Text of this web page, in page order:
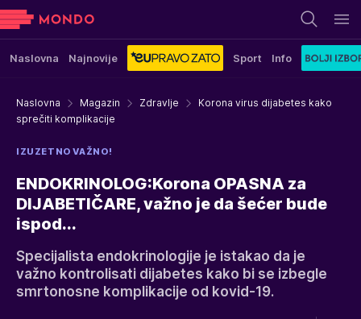
Naslovna Najnovije Sport Info
Naslovna Magazin Zdravlje
Korona virus dijabetes kako
sprečiti komplikacije
IZUZETNO VAŽNO!
ENDOKRINOLOG:Korona OPASNA za
DIJABETIČARE, važno je da šećer bude
ispod...
Specijalista endokrinologije je istakao da je
važno kontrolisati dijabetes kako bi se izbegle
smrtonosne komplikacije od kovid-19.